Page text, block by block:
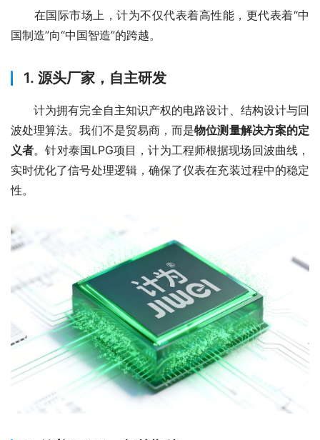
在国际市场上，计为不仅代表着高性能，更代表着“中
国制造”向“中国智造”的跨越。
1. 源头厂家，自主研发
计为拥有完全自主知识产权的电路设计、结构设计与回
波处理算法。我们不是贸易商，而是物位测量解决方案的定
义者。针对泰国LPG项目，计为工程师根据现场回波曲线，
实时优化了信号处理逻辑，确保了仪表在充装过程中的稳定
性。